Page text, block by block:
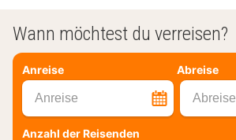
Wann möchtest du verreisen?
Anreise Abreise
Anreise Abreise
Anzahl der Reisenden